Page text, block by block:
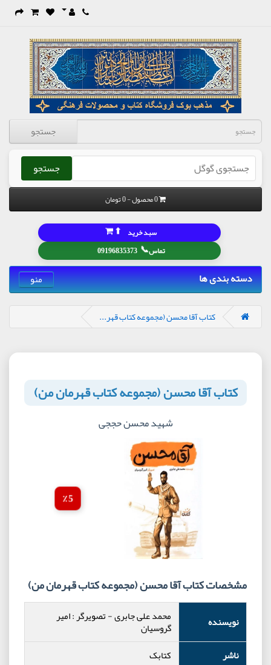
جستجو
جستجو
0 محصول - 0 تومان
تماس📞
09196835373
سبد خرید ⬆
دسته بندی ها منو
کتاب آقا محسن (مجموعه کتاب قهر...
کتاب آقا محسن (مجموعه کتاب قهرمان من)
شهید محسن حججی
5 ٪
مشخصات کتاب آقا محسن (مجموعه کتاب قهرمان من)
نویسنده محمد علی جابری-تصویرگر : امیر
گروسیان
ناشر
کتابک